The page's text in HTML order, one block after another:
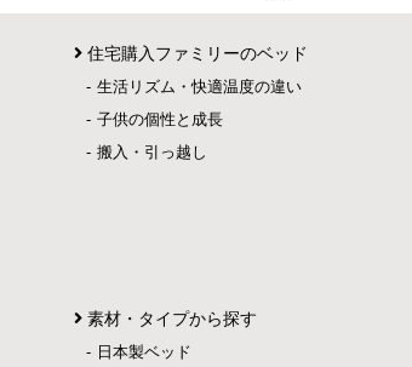
住宅購入ファミリーのベッド
生活リズム・快適温度の違い
子供の個性と成長
搬入・引っ越し
素材・タイプから探す
日本製ベッド